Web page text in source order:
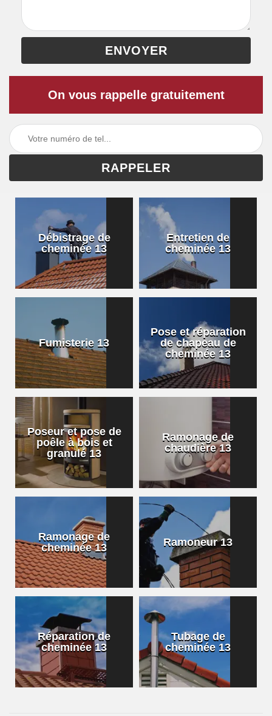
On vous rappelle gratuitement
Débistrage de
cheminée 13
Entretien de
cheminée 13
Fumisterie 13
Pose et réparation
de chapeau de
cheminée 13
Poseur et pose de
poêle à bois et
granulé 13
Ramonage de
chaudière 13
Ramonage de
cheminée 13
Ramoneur 13
Réparation de
cheminée 13
Tubage de
cheminée 13